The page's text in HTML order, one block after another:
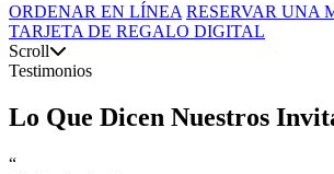
ORDENAR EN LÍNEA RESERVAR UNA
TARJETA DE REGALO DIGITAL
Scroll
Testimonios
Lo Que Dicen Nuestros
“